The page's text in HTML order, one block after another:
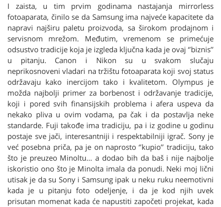
I zaista, u tim prvim godinama nastajanja mirrorless
fotoaparata, činilo se da Samsung ima najveće kapacitete da
napravi najširu paletu proizvoda, sa širokom prodajnom i
servisnom mrežom. Međutim, vremenom se primećuje
odsustvo tradicije koja je izgleda ključna kada je ovaj ‘’biznis’’
u pitanju. Canon i Nikon su u svakom slučaju
neprikosnoveni vladari na tržištu fotoaparata koji svoj status
održavaju kako inercijom tako i kvalitetom. Olympus je
možda najbolji primer za borbenost i održavanje tradicije,
koji i pored svih finansijskih problema i afera uspeva da
nekako pliva u ovim vodama, pa čak i da postavlja neke
standarde. Fuji takođe ima tradiciju, pa i iz godine u godinu
postaje sve jači, interesantniji i respektabilniji igrač. Sony je
već posebna priča, pa je on naprosto ‘’kupio’’ tradiciju, tako
što je preuzeo Minoltu… a dodao bih da baš i nije najbolje
iskoristio ono što je Minolta imala da ponudi. Neki moj lični
utisak je da su Sony i Samsung ipak u neku ruku neemotivni
kada je u pitanju foto odeljenje, i da je kod njih uvek
prisutan momenat kada će napustiti započeti projekat, kada